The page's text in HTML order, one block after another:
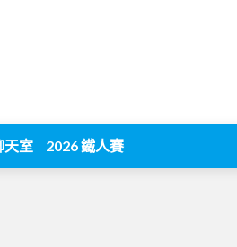
天室 2026 鐵人賽